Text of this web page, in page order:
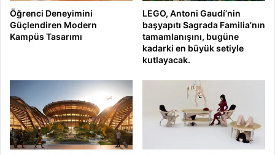
Öğrenci Deneyimini
Güçlendiren Modern
Kampüs Tasarımı
LEGO, Antoni Gaudí’nin
başyapıtı Sagrada Familia’nın
tamamlanışını, bugüne
kadarki en büyük setiyle
kutlayacak.